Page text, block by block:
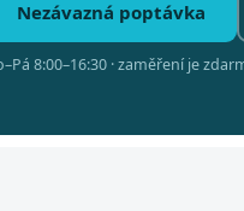
Nezávazná poptávka
8:00–16:30 · zaměření je